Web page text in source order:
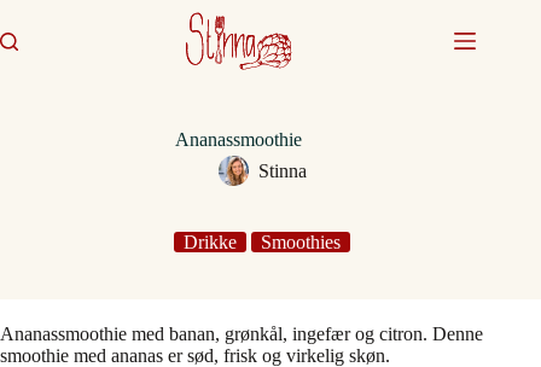
til
indhold
Ananassmoothie
Stinna
Drikke Smoothies
Ananassmoothie med banan, grønkål, ingefær og citron. Denne
smoothie med ananas er sød, frisk og virkelig skøn.